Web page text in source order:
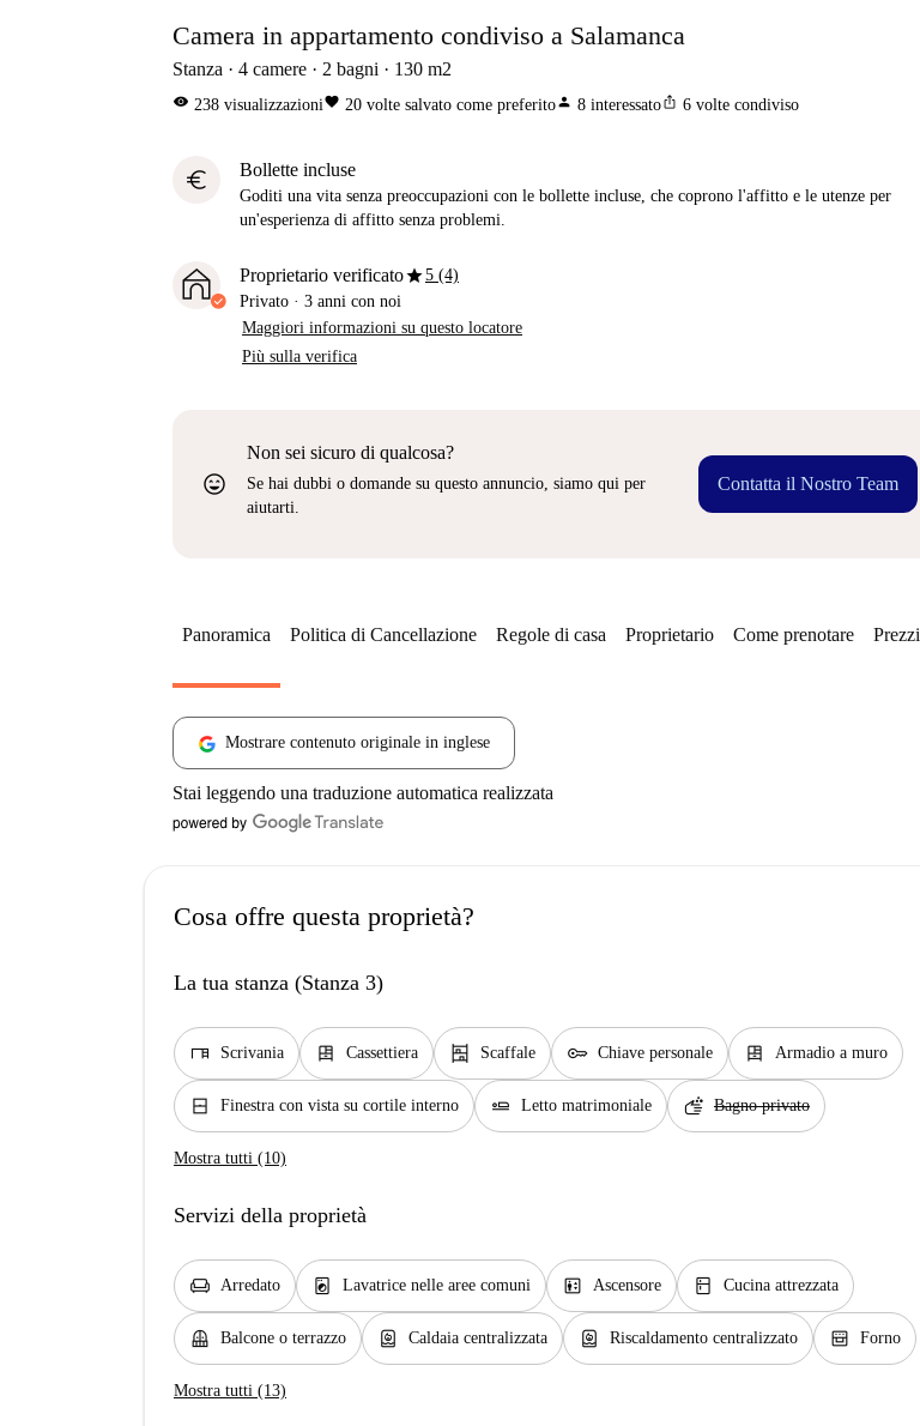
Camera in appartamento condiviso a Salamanca
Stanza 4 camere 2 bagni 130 m2
visibility 238 visualizzazionifavorite 20 volte salvato come preferitoperson 8 interessatoios_share 6 volte condiviso
euro Bollette incluse
Goditi una vita senza preoccupazioni con le bollette incluse, che coprono l'affitto e le utenze per
un'esperienza di affitto senza problemi.
Proprietario verificatostar5 (4)
Privato · 3 anni con noi
Maggiori informazioni su questo locatore
Più sulla verifica
sentiment_very_satisfied
Non sei sicuro di qualcosa?
Se hai dubbi o domande su questo annuncio, siamo qui per
aiutarti.
Contatta il Nostro Team
Panoramica Politica di Cancellazione Regole di casa Proprietario Come prenotare Prezzi
Mostrare contenuto originale in inglese
Stai leggendo una traduzione automatica realizzata
Cosa offre questa proprietà?
La tua stanza (Stanza 3)
desk Scrivania dresser Cassettiera shelves Scaffale key Chiave personale dresser Armadio a muro
window_closed Finestra con vista su cortile interno airline_seat_flat Letto matrimoniale soap Bagno privato
Mostra tutti (10)
Servizi della proprietà
chair Arredato local_laundry_service Lavatrice nelle aree comuni elevator Ascensore kitchen Cucina attrezzata
balcony Balcone o terrazzo water_heater Caldaia centralizzata water_heater Riscaldamento centralizzato oven_gen Forno
Mostra tutti (13)